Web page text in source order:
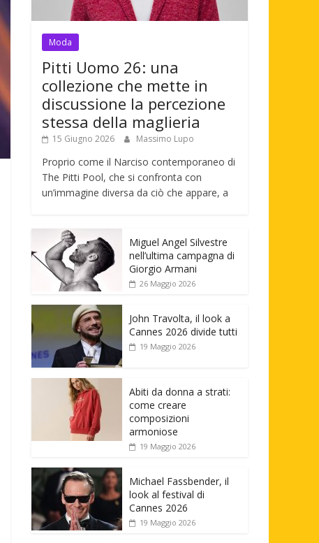
Moda
Pitti Uomo 26: una
collezione che mette in
discussione la percezione
stessa della maglieria
15 Giugno 2026 Massimo Lupo
Proprio come il Narciso contemporaneo di
The Pitti Pool, che si confronta con
un’immagine diversa da ciò che appare, a
Miguel Angel Silvestre
nell’ultima campagna di
Giorgio Armani
26 Maggio 2026
John Travolta, il look a
Cannes 2026 divide tutti
19 Maggio 2026
Abiti da donna a strati:
come creare
composizioni
armoniose
19 Maggio 2026
Michael Fassbender, il
look al festival di
Cannes 2026
19 Maggio 2026